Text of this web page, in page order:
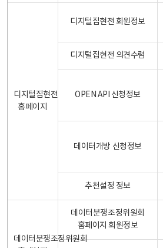
디지털집현전
홈페이지
디지털집현전 회원정보
디지털집현전 의견수렴
OPEN API 신청정보
데이터개방 신청정보
추천설정 정보
데이터분쟁조정위원회
데이터분쟁조정위원회
홈페이지 회원정보